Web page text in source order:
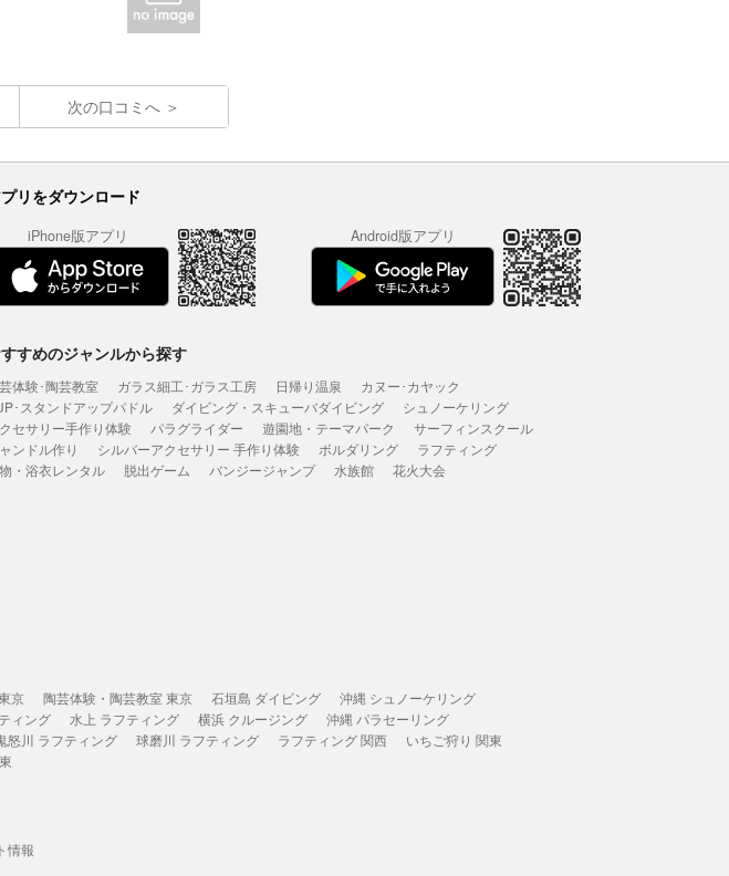
次の口コミへ
リをダウンロード
iPhone版アプリ Android版アプリ
すめのジャンルから探す
体験･陶芸教室 ガラス細工･ガラス工房 日帰り温泉
カヌー･カヤック
･スタンドアップパドル
ダイビング・スキューバダイビング
シュノーケリング
セサリー手作り体験
パラグライダー 遊園地・テーマパーク
サーフィンスクール
ンドル作り
シルバーアクセサリー 手作り体験 ボルダリング
ラフティング
・浴衣レンタル
脱出ゲーム バンジージャンプ 水族館 花火大会
京 陶芸体験・陶芸教室 東京 石垣島 ダイビング
沖縄 シュノーケリング
ィング 水上 ラフティング 横浜 クルージング
沖縄 パラセーリング
怒川 ラフティング 球磨川 ラフティング ラフティング 関西
いちご狩り 関東
情報